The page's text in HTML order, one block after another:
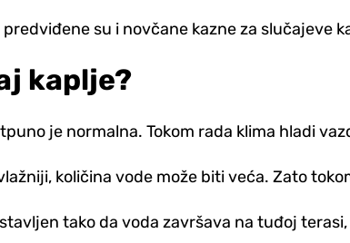
su i novčane kazne za
kaplje?
je normalna. Tokom rada klima hladi
količina vode može biti veća. Zato
tako da voda završava na tuđoj